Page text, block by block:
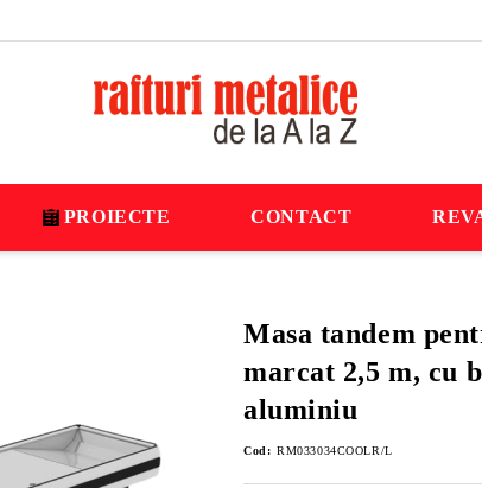
PROIECTE CONTACT
Masa tandem
marcat 2,5 m, cu
aluminiu
Cod: RM033034COOLR/L